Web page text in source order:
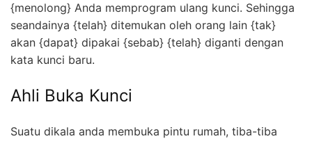
{menolong} Anda memprogram ulang kunci. Sehingga
seandainya {telah} ditemukan oleh orang lain {tak}
akan {dapat} dipakai {sebab} {telah} diganti dengan
kata kunci baru.
Ahli Buka Kunci
Suatu dikala anda membuka pintu rumah, tiba-tiba